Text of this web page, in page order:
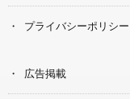
プライバシーポリシー
広告掲載